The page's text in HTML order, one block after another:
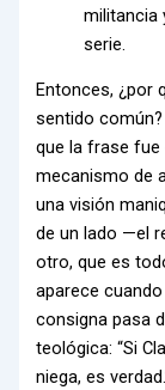
militancia
serie.
Entonces, ¿por
sentido
que la frase fue
mecanismo de
una visión
de un lado —el
otro, que es
aparece
consigna pasa
teológica: “Si
niega, es